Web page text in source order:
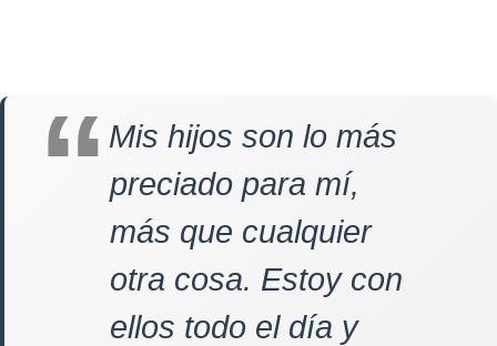
Mis hijos son lo más
preciado para mí,
más que cualquier
otra cosa. Estoy con
ellos todo el día y